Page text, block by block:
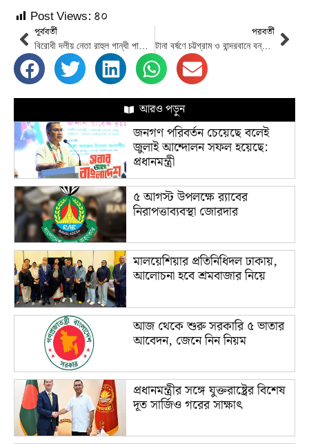
Post Views: ৪০
পূর্ববর্তী পরবর্তী
টানা বর্ষণে চট্টগ্রাম ও বান্দরবানে বন্যা, পরিস্থিতি মোকাবেলায় সেনা মোতায়েন
আরও পড়ুন
জনগণ পরিবর্তন চেয়েছে বলেই
জুলাই আন্দোলন সফল হয়েছে:
প্রধানমন্ত্রী
৫ আগস্ট উপলক্ষে র‌্যাবের
নিরাপত্তাব্যবস্থা জোরদার
মালয়েশিয়ার প্রতিনিধিদল ঢাকায়,
আলোচনা হবে শ্রমবাজার নিয়ে
আজ থেকে শুরু সরকারি ৫ ভাতার
আবেদন, জেনে নিন নিয়ম
প্রধানমন্ত্রীর সঙ্গে যুক্তরাষ্ট্রের বিশেষ
দূত সার্জিও গরের সাক্ষাৎ